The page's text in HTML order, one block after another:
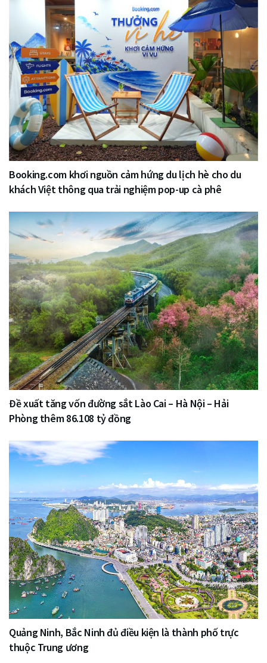
Booking.com khơi nguồn cảm hứng du lịch hè cho du
khách Việt thông qua trải nghiệm pop-up cà phê
Đề xuất tăng vốn đường sắt Lào Cai – Hà Nội – Hải
Phòng thêm 86.108 tỷ đồng
Quảng Ninh, Bắc Ninh đủ điều kiện là thành phố trực
thuộc Trung ương